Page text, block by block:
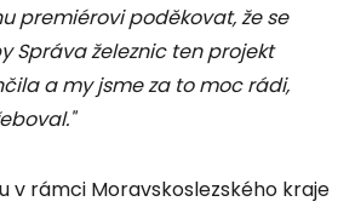
premiérovi poděkovat, že se
Správa železnic ten projekt
a my jsme za to moc rádi,
v rámci Moravskoslezského kraje